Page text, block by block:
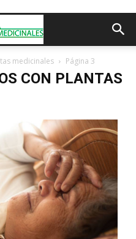
medicinales Página 3
CON PLANTAS